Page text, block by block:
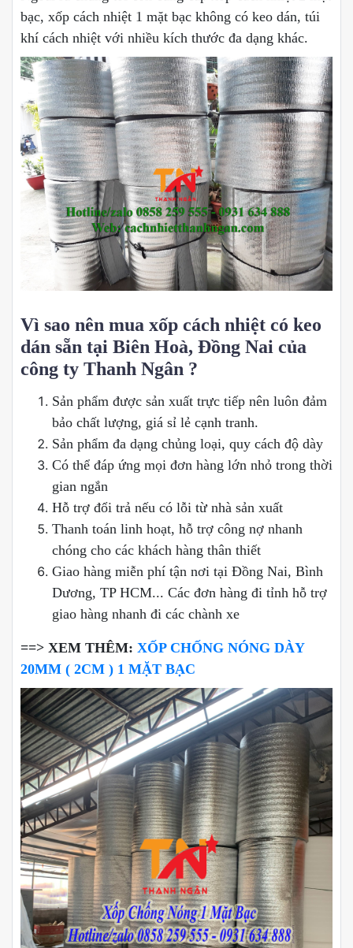
bạc, xốp cách nhiệt 1 mặt bạc không có keo dán, túi
khí cách nhiệt với nhiều kích thước đa dạng khác.
Vì sao nên mua xốp cách nhiệt có keo
dán sẵn tại Biên Hoà, Đồng Nai của
công ty Thanh Ngân ?
Sản phẩm được sản xuất trực tiếp nên luôn đảm
bảo chất lượng, giá sỉ lẻ cạnh tranh.
Sản phẩm đa dạng chủng loại, quy cách độ dày
Có thể đáp ứng mọi đơn hàng lớn nhỏ trong thời
gian ngắn
Hỗ trợ đổi trả nếu có lỗi từ nhà sản xuất
Thanh toán linh hoạt, hỗ trợ công nợ nhanh
chóng cho các khách hàng thân thiết
Giao hàng miễn phí tận nơi tại Đồng Nai, Bình
Dương, TP HCM... Các đơn hàng đi tỉnh hỗ trợ
giao hàng nhanh đi các chành xe
==> XEM THÊM: XỐP CHỐNG NÓNG DÀY
20MM ( 2CM ) 1 MẶT BẠC